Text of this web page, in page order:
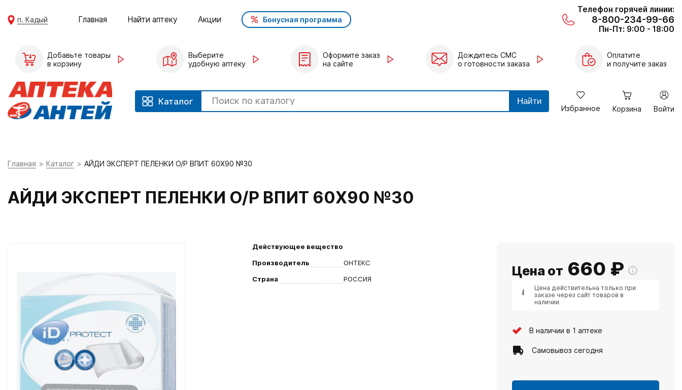
п. Кадый Главная Найти аптеку Акции Бонусная программа
Телефон горячей линии:
8-800-234-99-66
Пн-Пт: 9:00 - 18:00
Добавьте товары
в корзину
Выберите
удобную аптеку
Оформите заказ
на сайте
Дождитесь СМС
о готовности заказа
Оплатите
и получите заказ
Каталог Найти
Избранное Корзина Войти
Главная Каталог АЙДИ ЭКСПЕРТ ПЕЛЕНКИ О/Р ВПИТ 60X90 №30
АЙДИ ЭКСПЕРТ ПЕЛЕНКИ О/Р ВПИТ 60X90 №30
Действующее вещество
Производитель
ОНТЕКС
Страна
РОССИЯ
Цена от 660 ₽
Цена действительна только при
заказе через сайт товаров в
наличии
В наличии в 1 аптеке
Самовывоз сегодня